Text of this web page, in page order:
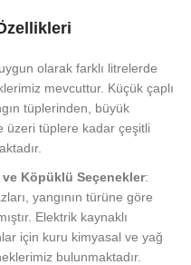
olarak farklı litrelerde
mevcuttur. Küçük çaplı
tüplerinden, büyük
üzeri tüplere kadar çeşitli
Köpüklü Seçenekler:
yangının türüne göre
Elektrik kaynaklı
için kuru kimyasal ve yağ
bulunmaktadır.